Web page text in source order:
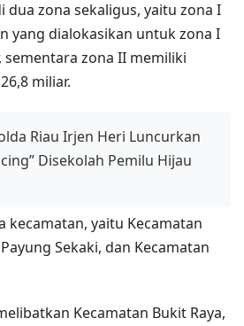
dua zona sekaligus, yaitu zona I
yang dialokasikan untuk zona I
sementara zona II memiliki
miliar.
Riau Irjen Heri Luncurkan
Disekolah Pemilu Hijau
kecamatan, yaitu Kecamatan
Sekaki, dan Kecamatan
Kecamatan Bukit Raya,